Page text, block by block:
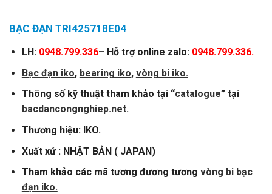
BẠC ĐẠN TRI425718E04
LH: 0948.799.336– Hỗ trợ online zalo: 0948.799.336.
Bạc đạn iko, bearing iko, vòng bi iko.
Thông số kỹ thuật tham khảo tại “catalogue” tại
bacdancongnghiep.net.
Thương hiệu: IKO.
Xuất xứ : NHẬT BẢN ( JAPAN)
Tham khảo các mã tương đương tương vòng bi bạc
đạn iko.